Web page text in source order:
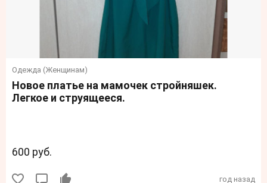
Одежда (Женщинам)
Новое платье на мамочек стройняшек.
Легкое и струящееся.
600 руб.
год назад